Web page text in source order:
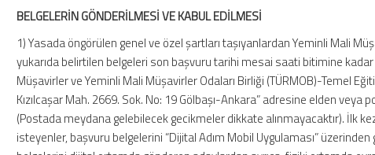
BELGELERİN GÖNDERİLMESİ VE KABUL EDİLMESİ
1) Yasada öngörülen genel ve özel şartları taşıyanlardan Yeminli Mali
yukarıda belirtilen belgeleri son başvuru tarihi mesai saati bitimine
Müşavirler ve Yeminli Mali Müşavirler Odaları Birliği (TÜRMOB)-Temel
Kızılcaşar Mah. 2669. Sok. No: 19 Gölbaşı-Ankara” adresine elden
(Postada meydana gelebilecek gecikmeler dikkate alınmayacaktır). İlk
isteyenler, başvuru belgelerini “Dijital Adım Mobil Uygulaması”